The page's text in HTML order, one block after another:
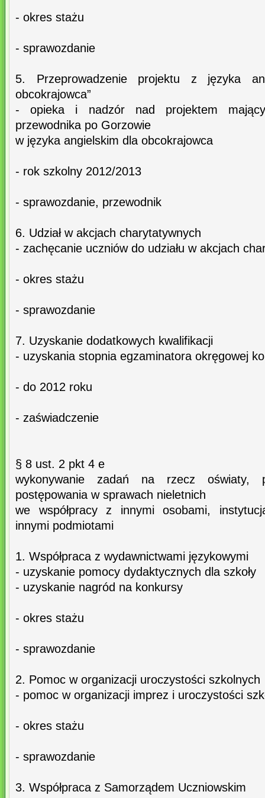
- okres stażu
- sprawozdanie
5. Przeprowadzenie projektu z języka
obcokrajowca”
- opieka i nadzór nad projektem
przewodnika po Gorzowie
w języka angielskim dla obcokrajowca
- rok szkolny 2012/2013
- sprawozdanie, przewodnik
6. Udział w akcjach charytatywnych
- zachęcanie uczniów do udziału w akcjach
- okres stażu
- sprawozdanie
7. Uzyskanie dodatkowych kwalifikacji
- uzyskania stopnia egzaminatora okręgowej
- do 2012 roku
- zaświadczenie
§ 8 ust. 2 pkt 4 e
wykonywanie zadań na rzecz oświaty,
postępowania w sprawach nieletnich
we współpracy z innymi osobami,
innymi podmiotami
1. Współpraca z wydawnictwami językowymi
- uzyskanie pomocy dydaktycznych dla szkoły
- uzyskanie nagród na konkursy
- okres stażu
- sprawozdanie
2. Pomoc w organizacji uroczystości szkolnych
- pomoc w organizacji imprez i uroczystości
- okres stażu
- sprawozdanie
3. Współpraca z Samorządem Uczniowskim